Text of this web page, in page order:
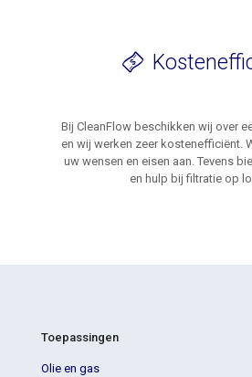
Bij CleanFlow beschikken wij over
en wij werken zeer kostenefficiënt.
uw wensen en eisen aan. Tevens
en hulp bij filtratie op
Toepassingen
Olie en gas